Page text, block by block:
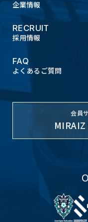
企業情報
RECRUIT
採用情報
FAQ
よくあるご質問
会員